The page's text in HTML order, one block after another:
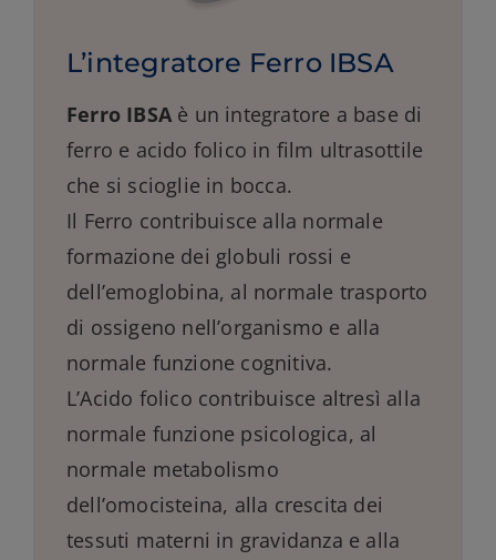
L’integratore Ferro IBSA
Ferro IBSA è un integratore a base di
ferro e acido folico in film ultrasottile
che si scioglie in bocca.
Il Ferro contribuisce alla normale
formazione dei globuli rossi e
dell’emoglobina, al normale trasporto
di ossigeno nell’organismo e alla
normale funzione cognitiva.
L’Acido folico contribuisce altresì alla
normale funzione psicologica, al
normale metabolismo
dell’omocisteina, alla crescita dei
tessuti materni in gravidanza e alla